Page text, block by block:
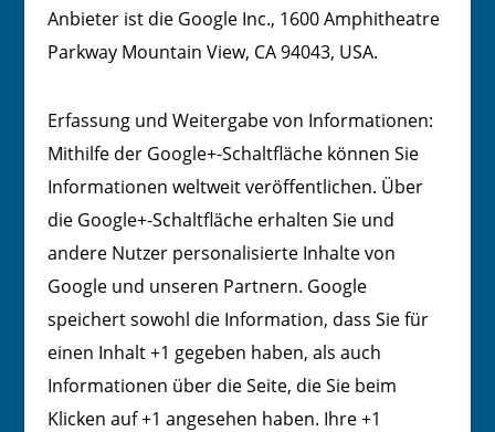
Anbieter ist die Google Inc., 1600 Amphitheatre
Parkway Mountain View, CA 94043, USA.
Erfassung und Weitergabe von Informationen:
Mithilfe der Google+-Schaltfläche können Sie
Informationen weltweit veröffentlichen. Über
die Google+-Schaltfläche erhalten Sie und
andere Nutzer personalisierte Inhalte von
Google und unseren Partnern. Google
speichert sowohl die Information, dass Sie für
einen Inhalt +1 gegeben haben, als auch
Informationen über die Seite, die Sie beim
Klicken auf +1 angesehen haben. Ihre +1